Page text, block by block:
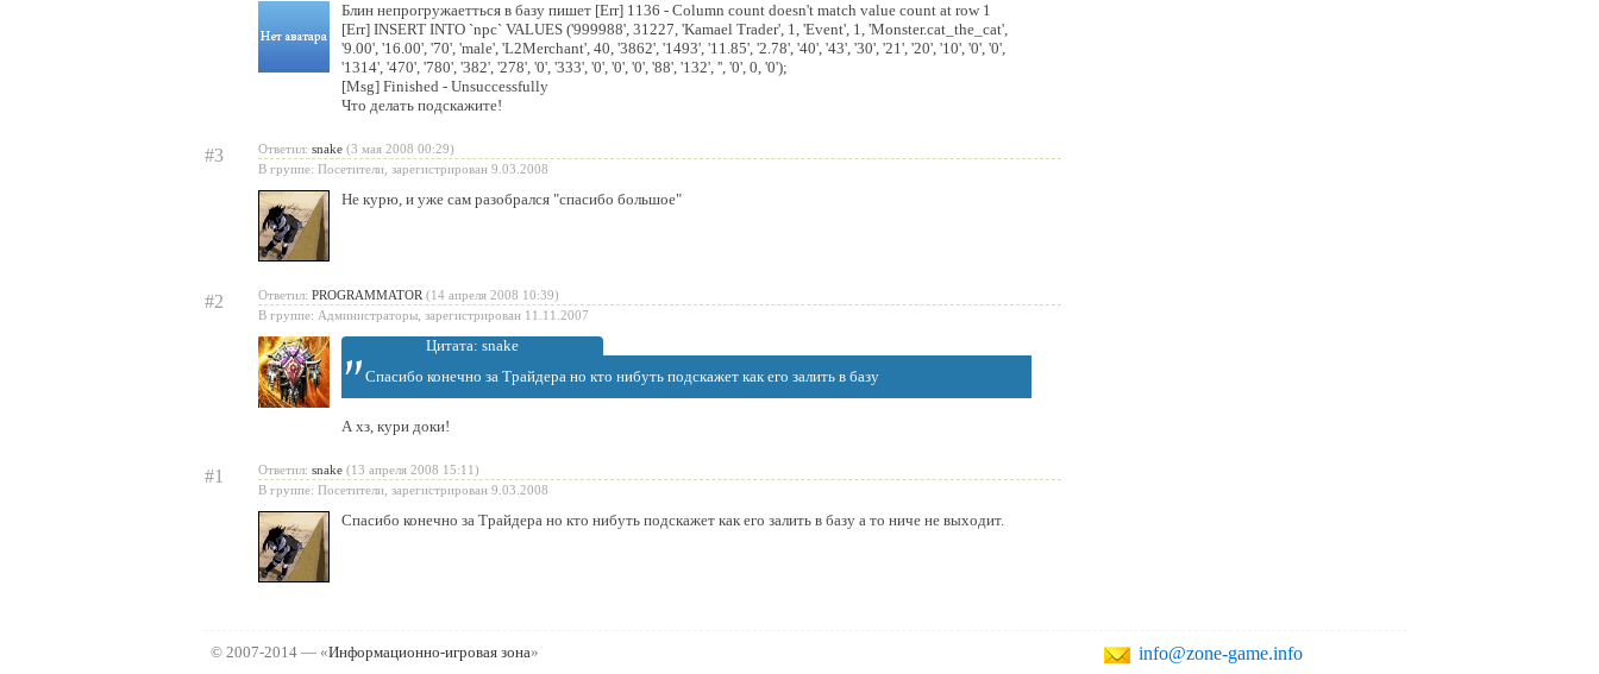
Блин непрогружаетться в базу пишет [Err] 1136 - Column count doesn't match value count at row 1
[Err] INSERT INTO `npc` VALUES ('999988', 31227, 'Kamael Trader', 1, 'Event', 1, 'Monster.cat_the_cat',
'9.00', '16.00', '70', 'male', 'L2Merchant', 40, '3862', '1493', '11.85', '2.78', '40', '43', '30', '21', '20', '10', '0', '0',
'1314', '470', '780', '382', '278', '0', '333', '0', '0', '0', '88', '132', '', '0', 0, '0');
[Msg] Finished - Unsuccessfully
Что делать подскажите!
#3 Ответил: snake (3 мая 2008 00:29)
В группе: Посетители, зарегистрирован 9.03.2008
Не курю, и уже сам разобрался "спасибо большое"
#2 Ответил: PROGRAMMATOR (14 апреля 2008 10:39)
В группе: Администраторы, зарегистрирован 11.11.2007
Цитата: snake
Спасибо конечно за Трайдера но кто нибуть подскажет как его залить в базу
А хз, кури доки!
#1 Ответил: snake (13 апреля 2008 15:11)
В группе: Посетители, зарегистрирован 9.03.2008
Спасибо конечно за Трайдера но кто нибуть подскажет как его залить в базу а то ниче не выходит.
© 2007-2014 — «Информационно-игровая зона»
info@zone-game.info